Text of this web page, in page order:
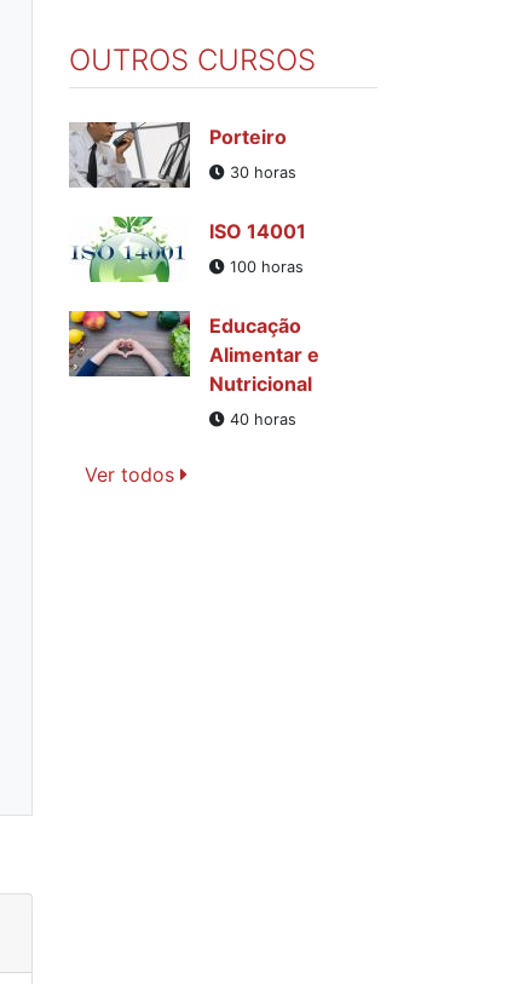
OUTROS CURSOS
Porteiro
30 horas
ISO 14001
100 horas
Educação
Alimentar e
Nutricional
40 horas
Ver todos